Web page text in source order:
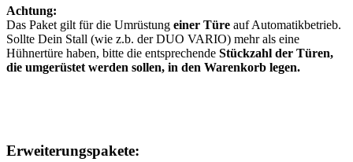
Achtung:
Das Paket gilt für die Umrüstung einer Türe auf Automatikbetrieb.
Sollte Dein Stall (wie z.b. der DUO VARIO) mehr als eine
Hühnertüre haben, bitte die entsprechende Stückzahl der Türen,
die umgerüstet werden sollen, in den Warenkorb legen.
Erweiterungspakete: